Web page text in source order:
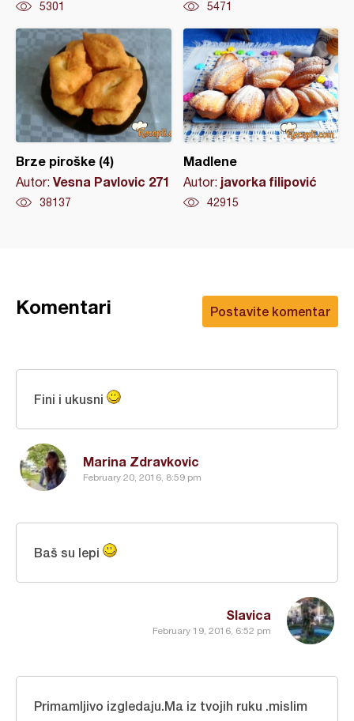
5301 5471
Brze piroške (4)
Autor: Vesna Pavlovic 271
38137
Madlene
Autor: javorka filipović
42915
Postavite komentar
Komentari
Marina Zdravkovic
February 20, 2016, 8:59 pm
Fini i ukusni
Slavica
February 19, 2016, 6:52 pm
Baš su lepi
Primamljivo izgledaju.Ma iz tvojih ruku .mislim